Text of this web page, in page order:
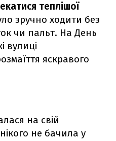
теплішої
зручно ходити без
чи пальт. На День
вулиці
яскравого
на свій
не бачила у